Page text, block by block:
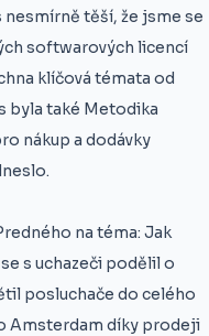
těší, že jsme se
softwarových licencí
klíčová témata od
byla také Metodika
nákup a dodávky
na téma: Jak
s uchazeči podělil o
posluchače do celého
Amsterdam díky prodeji